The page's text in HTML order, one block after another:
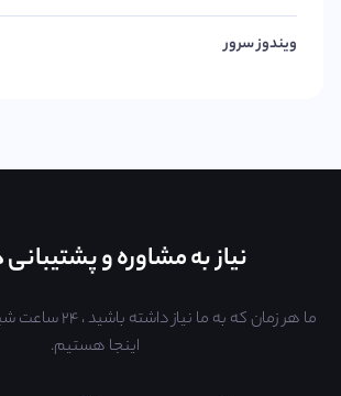
ویندوز سرور
نیاز به مشاوره و پشتیبانی
اینجا هستیم.